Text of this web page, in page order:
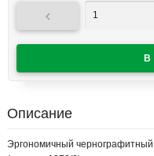

Описание
Эргономичный